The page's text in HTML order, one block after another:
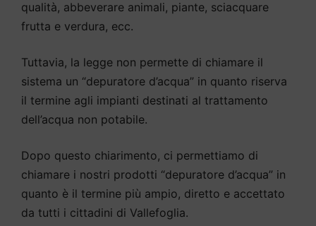
qualità, abbeverare animali, piante, sciacquare
frutta e verdura, ecc.
Tuttavia, la legge non permette di chiamare il
sistema un “depuratore d’acqua” in quanto riserva
il termine agli impianti destinati al trattamento
dell’acqua non potabile.
Dopo questo chiarimento, ci permettiamo di
chiamare i nostri prodotti “depuratore d’acqua” in
quanto è il termine più ampio, diretto e accettato
da tutti i cittadini di Vallefoglia.